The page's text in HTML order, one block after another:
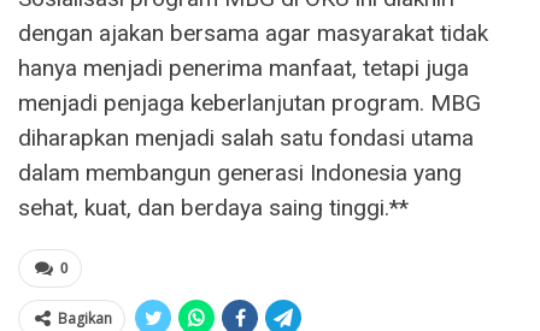
dengan ajakan bersama agar masyarakat tidak
hanya menjadi penerima manfaat, tetapi juga
menjadi penjaga keberlanjutan program. MBG
diharapkan menjadi salah satu fondasi utama
dalam membangun generasi Indonesia yang
sehat, kuat, dan berdaya saing tinggi.**
0
Bagikan